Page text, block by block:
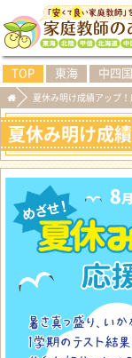
TOP 東海 中四国
夏休み明け成績アップ
夏休み明け成